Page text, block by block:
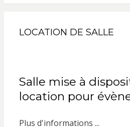
LOCATION DE SALLE
Salle mise à
location pour
Plus d'informations ...